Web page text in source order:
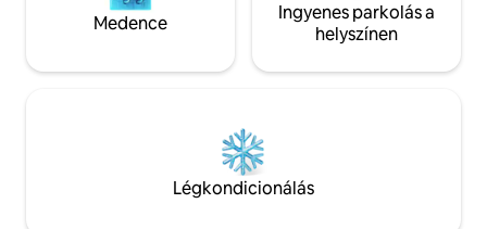
Medence
Ingyenes parkolás a
helyszínen
Légkondicionálás